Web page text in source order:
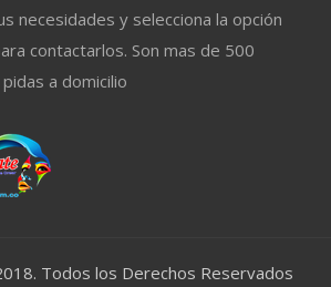
necesidades y selecciona la opción
contactarlos. Son mas de 500
a domicilio
Todos los Derechos Reservados